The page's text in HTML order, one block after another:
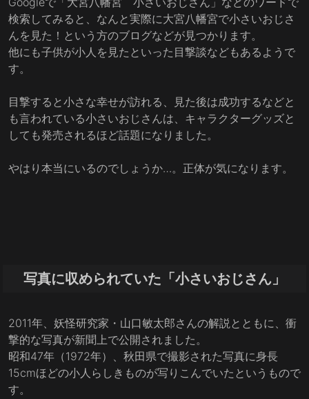
検索してみると、なんと実際に大宮八幡宮で小さいおじさ
んを見た！という方のブログなどが見つかります。
他にも子供が小人を見たといった目撃談などもあるようで
す。
目撃すると小さな幸せが訪れる、見た後は成功するなどと
も言われている小さいおじさんは、キャラクターグッズと
しても発売されるほど話題になりました。
やはり本当にいるのでしょうか…。正体が気になります。
写真に収められていた「小さいおじさん」
2011年、妖怪研究家・山口敏太郎さんの解説とともに、衝
撃的な写真が新聞上で公開されました。
昭和47年（1972年）、秋田県で撮影された写真に身長
15cmほどの小人らしきものが写りこんでいたというもので
す。